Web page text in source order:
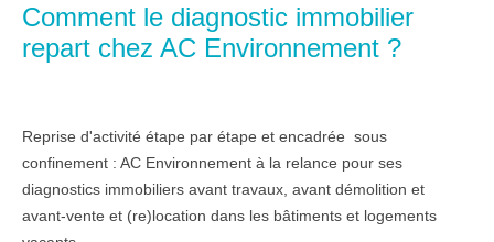
Comment le diagnostic immobilier
repart chez AC Environnement ?
Reprise d'activité étape par étape et encadrée sous
confinement : AC Environnement à la relance pour ses
diagnostics immobiliers avant travaux, avant démolition et
avant-vente et (re)location dans les bâtiments et logements